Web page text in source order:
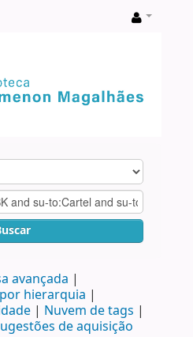
avançada
hierarquia
Nuvem de tags
de aquisição